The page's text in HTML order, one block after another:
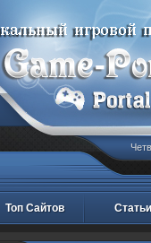
Топ Сайтов Статьи